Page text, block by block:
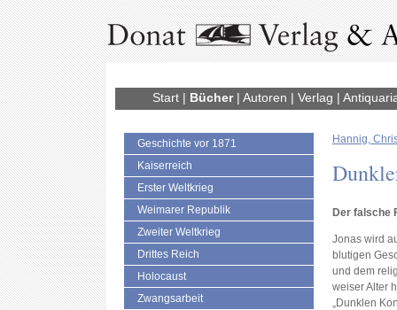
Start| Bücher| Autoren | Verlag |
Geschichte vor 1871
Kaiserreich
Erster Weltkrieg
Weimarer Republik
Zweiter Weltkrieg
Drittes Reich
Holocaust
Zwangsarbeit
Hannig,
Der falsche
Jonas wird
blutigen
und dem
weiser Alter
„Dunklen